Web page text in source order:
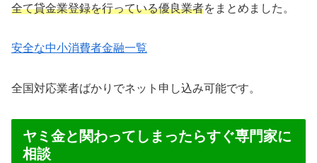
全て貸金業登録を行っている優良業者をまとめました。
安全な中小消費者金融一覧
全国対応業者ばかりでネット申し込み可能です。
ヤミ金と関わってしまったらすぐ専門家に
相談